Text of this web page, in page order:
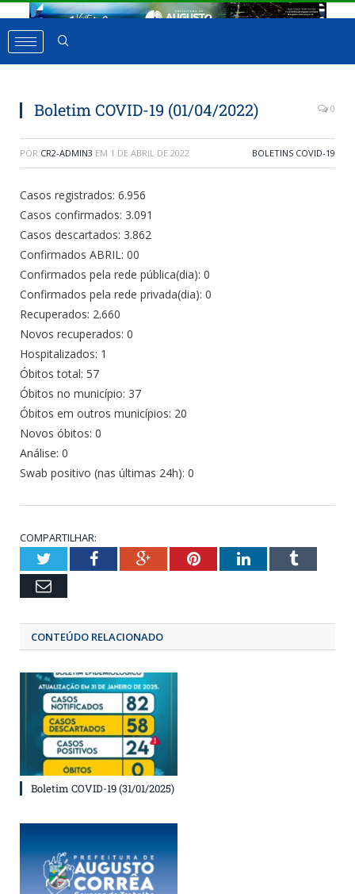
Boletim COVID-19 (01/04/2022) 0
POR CR2-ADMIN3 EM 1 DE ABRIL DE 2022 BOLETINS COVID-19
Casos registrados: 6.956
Casos confirmados: 3.091
Casos descartados: 3.862
Confirmados ABRIL: 00
Confirmados pela rede pública(dia): 0
Confirmados pela rede privada(dia): 0
Recuperados: 2.660
Novos recuperados: 0
Hospitalizados: 1
Óbitos total: 57
Óbitos no município: 37
Óbitos em outros municípios: 20
Novos óbitos: 0
Análise: 0
Swab positivo (nas últimas 24h): 0
COMPARTILHAR:
TwitterFacebookGoogle+Pinterest
LinkedIn
Email
CONTEÚDO RELACIONADO
Boletim COVID-19 (31/01/2025)